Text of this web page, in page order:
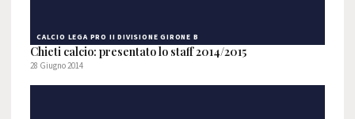
CALCIO LEGA PRO II DIVISIONE GIRONE B
Chieti calcio: presentato lo staff 2014/2015
28 Giugno 2014